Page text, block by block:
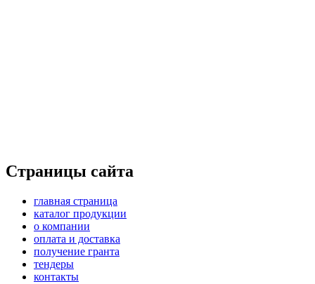
Страницы сайта
главная страница
каталог продукции
о компании
оплата и доставка
получение гранта
тендеры
контакты